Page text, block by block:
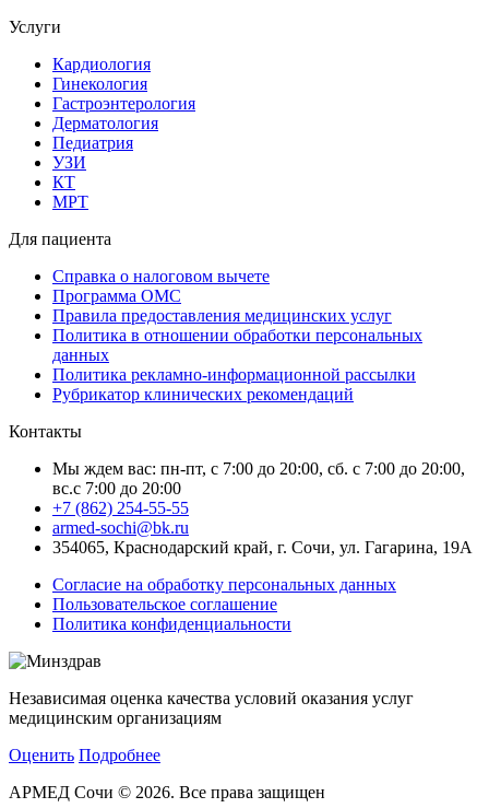
Услуги
Кардиология
Гинекология
Гастроэнтерология
Дерматология
Педиатрия
УЗИ
КТ
МРТ
Для пациента
Справка о налоговом вычете
Программа ОМС
Правила предоставления медицинских услуг
Политика в отношении обработки персональных
данных
Политика рекламно-информационной рассылки
Рубрикатор клинических рекомендаций
Контакты
Мы ждем вас: пн-пт, с 7:00 до 20:00, сб. с 7:00 до 20:00,
вс.с 7:00 до 20:00
+7 (862) 254-55-55
armed-sochi@bk.ru
354065, Краснодарский край, г. Сочи, ул. Гагарина, 19А
Согласие на обработку персональных данных
Пользовательское соглашение
Политика конфиденциальности
Независимая оценка качества условий оказания услуг
медицинским организациям
Оценить Подробнее
АРМЕД Сочи © 2026. Все права защищен